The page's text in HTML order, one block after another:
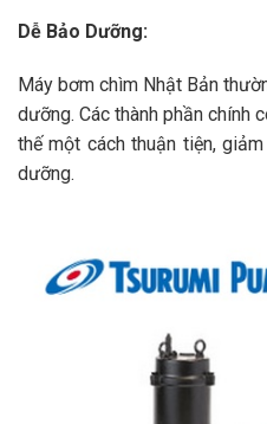
Dễ Bảo Dưỡng:
Máy bơm chìm Nhật Bản
dưỡng. Các thành phần chính
thế một cách thuận tiện,
dưỡng.